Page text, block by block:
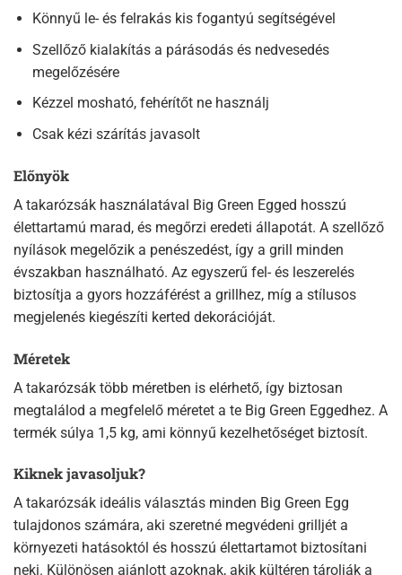
Könnyű le- és felrakás kis fogantyú segítségével
Szellőző kialakítás a párásodás és nedvesedés
megelőzésére
Kézzel mosható, fehérítőt ne használj
Csak kézi szárítás javasolt
Előnyök
A takarózsák használatával Big Green Egged hosszú
élettartamú marad, és megőrzi eredeti állapotát. A szellőző
nyílások megelőzik a penészedést, így a grill minden
évszakban használható. Az egyszerű fel- és leszerelés
biztosítja a gyors hozzáférést a grillhez, míg a stílusos
megjelenés kiegészíti kerted dekorációját.
Méretek
A takarózsák több méretben is elérhető, így biztosan
megtalálod a megfelelő méretet a te Big Green Eggedhez. A
termék súlya 1,5 kg, ami könnyű kezelhetőséget biztosít.
Kiknek javasoljuk?
A takarózsák ideális választás minden Big Green Egg
tulajdonos számára, aki szeretné megvédeni grilljét a
környezeti hatásoktól és hosszú élettartamot biztosítani
neki. Különösen ajánlott azoknak, akik kültéren tárolják a